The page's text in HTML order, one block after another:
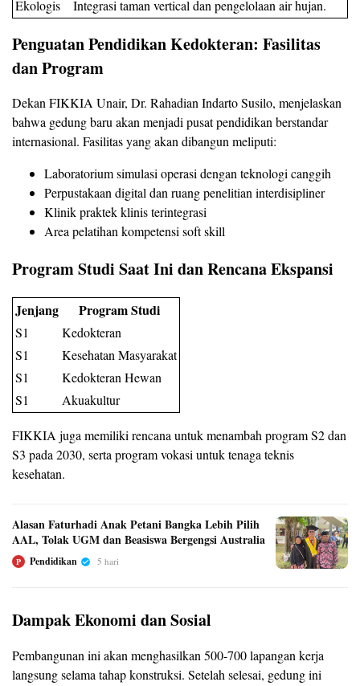
Ekologis Integrasi taman vertical dan pengelolaan air hujan.
Penguatan Pendidikan Kedokteran: Fasilitas
dan Program
Dekan FIKKIA Unair, Dr. Rahadian Indarto Susilo, menjelaskan
bahwa gedung baru akan menjadi pusat pendidikan berstandar
internasional. Fasilitas yang akan dibangun meliputi:
Laboratorium simulasi operasi dengan teknologi canggih
Perpustakaan digital dan ruang penelitian interdisipliner
Klinik praktek klinis terintegrasi
Area pelatihan kompetensi soft skill
Program Studi Saat Ini dan Rencana Ekspansi
Jenjang Program Studi
S1
Kedokteran
S1
Kesehatan Masyarakat
S1
Kedokteran Hewan
S1
Akuakultur
FIKKIA juga memiliki rencana untuk menambah program S2 dan
S3 pada 2030, serta program vokasi untuk tenaga teknis
kesehatan.
Alasan Faturhadi Anak Petani Bangka Lebih Pilih
AAL, Tolak UGM dan Beasiswa Bergengsi Australia
P Pendidikan 5 hari
Dampak Ekonomi dan Sosial
Pembangunan ini akan menghasilkan 500-700 lapangan kerja
langsung selama tahap konstruksi. Setelah selesai, gedung ini